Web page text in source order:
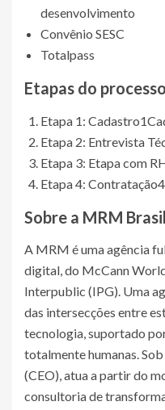
desenvolvimento
Convênio SESC
Totalpass
Etapas do processo
Etapa 1: Cadastro1
Etapa 2: Entrevista
Etapa 3: Etapa com
Etapa 4: Contratação4
Sobre a MRM Brasil
A MRM é uma agência
digital, do McCann
Interpublic (IPG). Uma
das intersecções entre
tecnologia, suportado
totalmente humanas.
(CEO), atua a partir do
consultoria de